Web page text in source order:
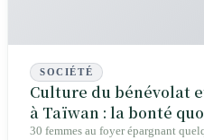
SOCIÉTÉ
Culture du bénévolat
à Taïwan : la bonté
30 femmes au foyer épargnant